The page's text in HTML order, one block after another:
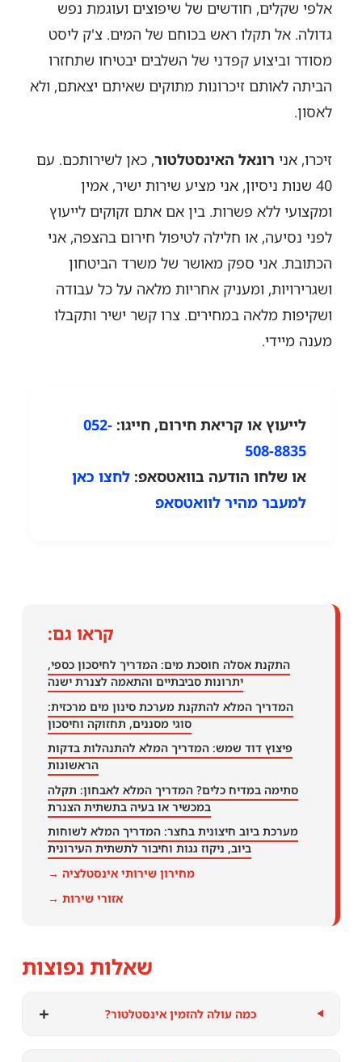
אלפי שקלים, חודשים של שיפוצים ועוגמת נפש
גדולה. אל תקלו ראש בכוחם של המים. צ'ק ליסט
מסודר וביצוע קפדני של השלבים יבטיחו שתחזרו
הביתה לאותם זיכרונות מתוקים שאיתם יצאתם, ולא
לאסון.
זיכרו, אני רונאל האינסטלטור, כאן לשירותכם. עם
40 שנות ניסיון, אני מציע שירות ישיר, אמין
ומקצועי ללא פשרות. בין אם אתם זקוקים לייעוץ
לפני נסיעה, או חלילה לטיפול חירום בהצפה, אני
הכתובת. אני ספק מאושר של משרד הביטחון
ושגרירויות, ומעניק אחריות מלאה על כל עבודה
ושקיפות מלאה במחירים. צרו קשר ישיר ותקבלו
מענה מיידי.
לייעוץ או קריאת חירום, חייגו: 052-
508-8835
או שלחו הודעה בוואטסאפ: לחצו כאן
למעבר מהיר לוואטסאפ
קראו גם:
התקנת אסלה חוסכת מים: המדריך לחיסכון כספי,
יתרונות סביבתיים והתאמה לצנרת ישנה
המדריך המלא להתקנת מערכת סינון מים מרכזית:
סוגי מסננים, תחזוקה וחיסכון
פיצוץ דוד שמש: המדריך המלא להתנהלות בדקות
הראשונות
סתימה במדיח כלים? המדריך המלא לאבחון: תקלה
במכשיר או בעיה בתשתית הצנרת
מערכת ביוב חיצונית בחצר: המדריך המלא לשוחות
ביוב, ניקוז גגות וחיבור לתשתית העירונית
מחירון שירותי אינסטלציה →
אזורי שירות →
שאלות נפוצות
כמה עולה להזמין אינסטלטור? +